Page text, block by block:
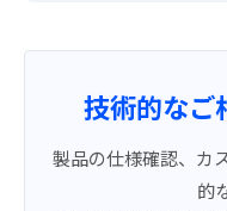
技術的なご
製品の仕様確認、カ
的